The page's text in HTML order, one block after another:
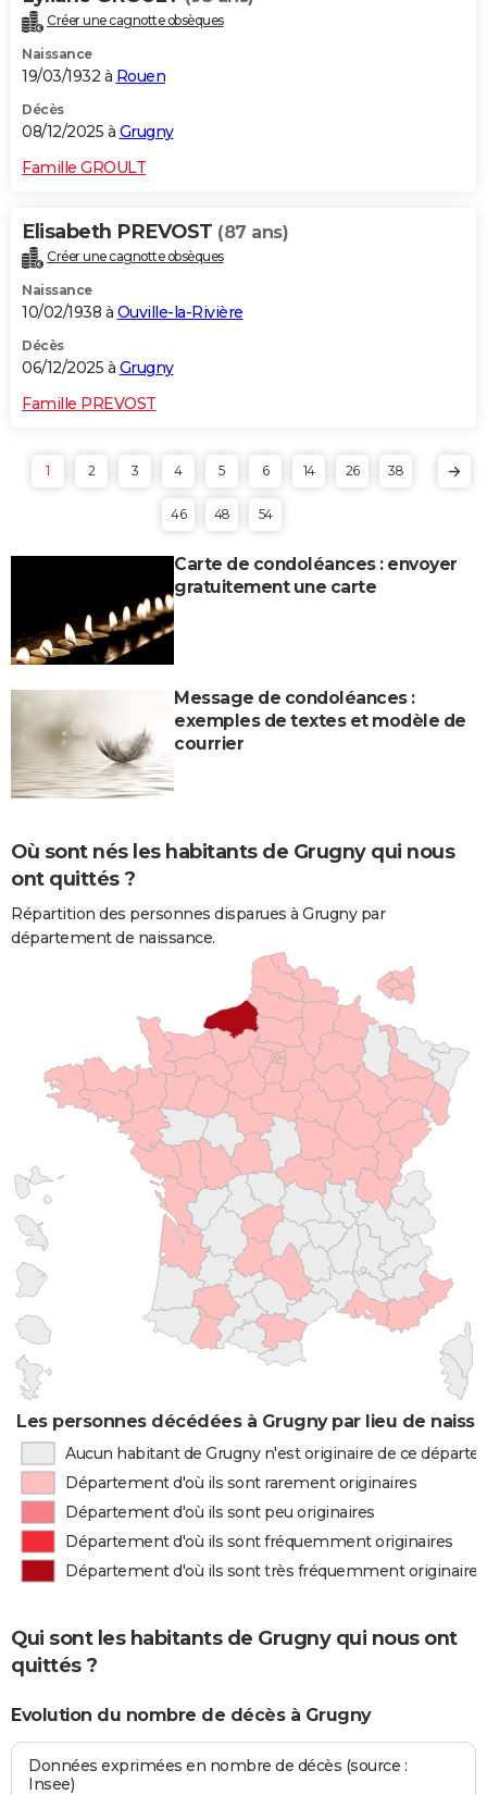
Créer une cagnotte obsèques
Naissance
19/03/1932 à Rouen
Décès
08/12/2025 à Grugny
Famille GROULT
Elisabeth PREVOST (87 ans)
Créer une cagnotte obsèques
Naissance
10/02/1938 à Ouville-la-Rivière
Décès
06/12/2025 à Grugny
Famille PREVOST
1 2 3 4 5 6 14 26 38
46 48 54
Carte de condoléances : envoyer
gratuitement une carte
Message de condoléances :
exemples de textes et modèle de
courrier
Où sont nés les habitants de Grugny qui nous
ont quittés ?
Répartition des personnes disparues à Grugny par
département de naissance.
Les personnes décédées à Grugny par lieu de
Aucun habitant de Grugny n'est originaire de ce
Département d'où ils sont rarement originaires
Département d'où ils sont peu originaires
Département d'où ils sont fréquemment originaires
Département d'où ils sont très fréquemment originaires
Qui sont les habitants de Grugny qui nous ont
quittés ?
Evolution du nombre de décès à Grugny
Données exprimées en nombre de décès (source :
Insee)